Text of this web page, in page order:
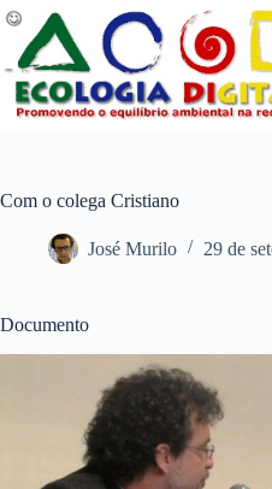
Pular
para
conteúdo
Com o colega Cristiano
José Murilo 29 de
Documento